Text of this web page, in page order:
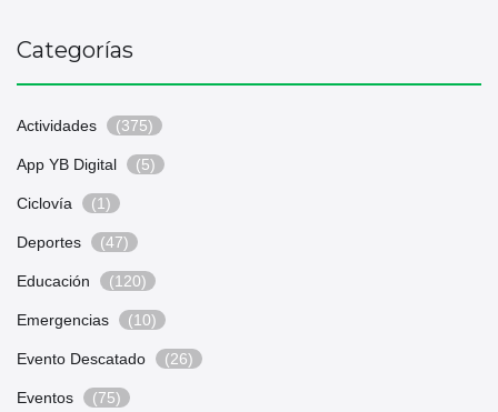
Categorías
Actividades (375)
App YB Digital (5)
Ciclovía (1)
Deportes (47)
Educación (120)
Emergencias (10)
Evento Descatado (26)
Eventos (75)